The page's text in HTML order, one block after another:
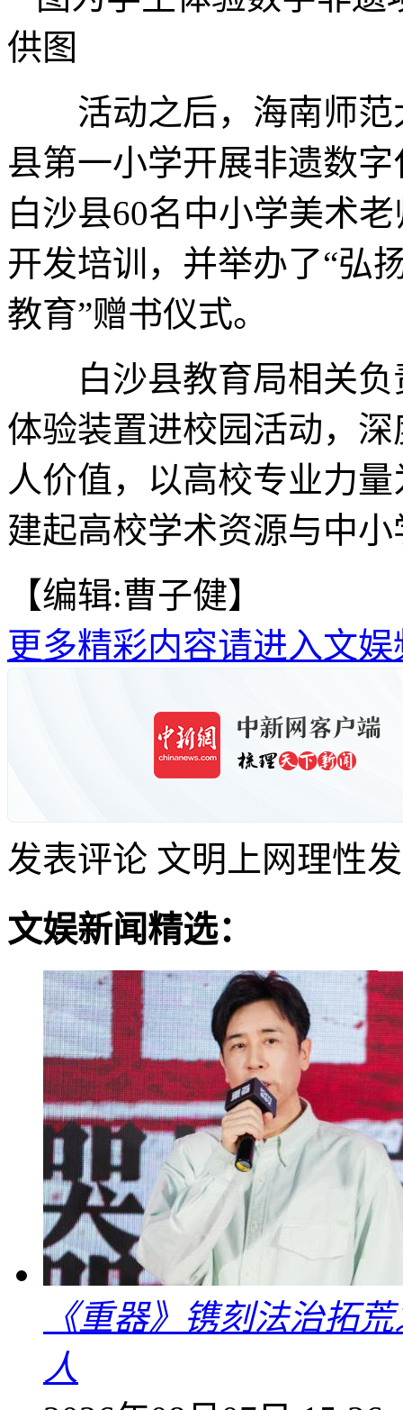
供图
活动之后，海南师范
县第一小学开展非遗数
白沙县60名中小学美术
开发培训，并举办了“弘
教育”赠书仪式。
白沙县教育局相关负
体验装置进校园活动，
人价值，以高校专业力
建起高校学术资源与中
【编辑:曹子健】
更多精彩内容请进入文娱
发表评论 文明上网理性
文娱新闻精选：
《重器》镌刻法治拓
人